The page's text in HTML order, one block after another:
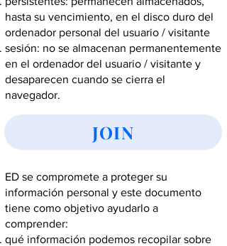
hasta su vencimiento, en el disco duro del
ordenador personal del usuario / visitante
sesión: no se almacenan permanentemente
en el ordenador del usuario / visitante y
desaparecen cuando se cierra el
navegador.
JOIN
ED se compromete a proteger su
información personal y este documento
tiene como objetivo ayudarlo a
comprender:
qué información podemos recopilar sobre